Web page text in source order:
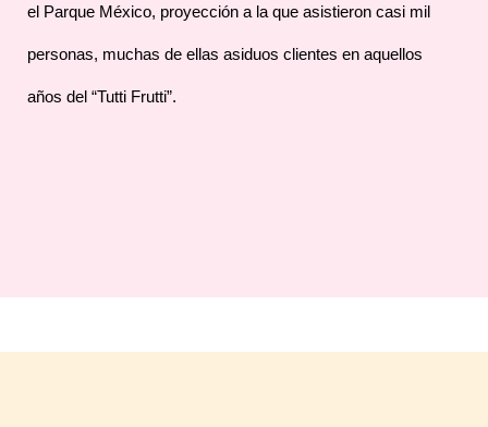
el Parque México, proyección a la que asistieron casi mil
personas, muchas de ellas asiduos clientes en aquellos
años del “Tutti Frutti”.